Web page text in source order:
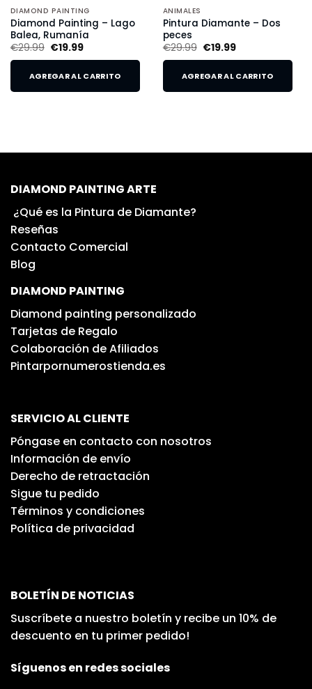
DIAMOND PAINTING
Diamond Painting – Lago
Balea, Rumanía
€29.99 €19.99
AGREGAR AL CARRITO
ANIMALES
Pintura Diamante – Dos
peces
€29.99 €19.99
AGREGAR AL CARRITO
DIAMOND PAINTING ARTE
¿Qué es la Pintura de Diamante?
Reseñas
Contacto Comercial
Blog
DIAMOND PAINTING
Diamond painting personalizado
Tarjetas de Regalo
Colaboración de Afiliados
Pintarpornumerostienda.es
SERVICIO AL CLIENTE
Póngase en contacto con nosotros
Información de envío
Derecho de retractación
Sigue tu pedido
Términos y condiciones
Política de privacidad
BOLETÍN DE NOTICIAS
Suscríbete a nuestro boletín y recibe un 10% de
descuento en tu primer pedido!
Síguenos en redes sociales